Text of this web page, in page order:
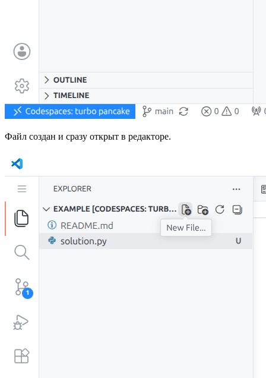
Файл создан и сразу открыт в редакторе.